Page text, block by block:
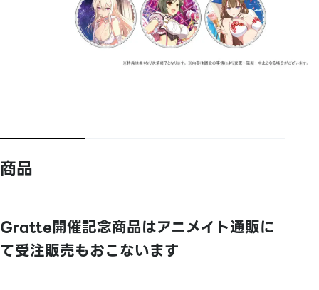
商品
Gratte開催記念商品はアニメイト通販に
て受注販売もおこないます